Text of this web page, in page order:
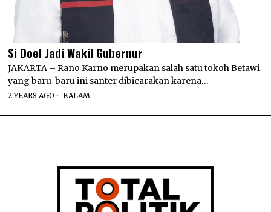
Si Doel Jadi Wakil Gubernur
JAKARTA – Rano Karno merupakan salah satu tokoh Betawi
yang baru-baru ini santer dibicarakan karena…
2 YEARS AGO KALAM